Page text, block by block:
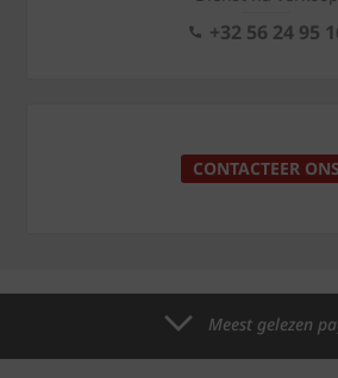
+32 56 24 95
CONTACTEER ONS
Meest gelezen